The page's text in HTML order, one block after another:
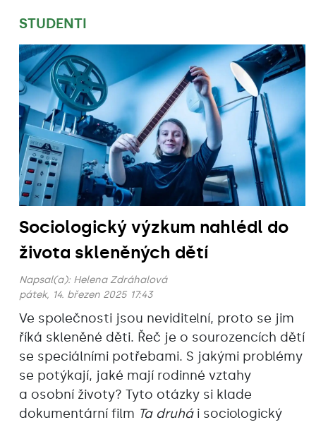
STUDENTI
Sociologický výzkum nahlédl do
života skleněných dětí
Napsal(a): Helena Zdráhalová
pátek, 14. březen 2025 17:43
Ve společnosti jsou neviditelní, proto se jim
říká skleněné děti. Řeč je o sourozencích dětí
se speciálními potřebami. S jakými problémy
se potýkají, jaké mají rodinné vztahy
a osobní životy? Tyto otázky si klade
dokumentární film Ta druhái sociologický